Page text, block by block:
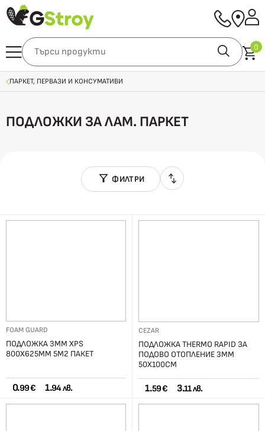
0
ПАРКЕТ, ПЕРВАЗИ И КОНСУМАТИВИ
ПОДЛОЖКИ ЗА ЛАМ. ПАРКЕТ
ФИЛТРИ
FOAM GUARD
ПОДЛОЖКА 3ММ XPS
800Х625ММ 5М2 ПАКЕТ
0.99 € 1.94 лв.
CEZAR
ПОДЛОЖКА THERMO RAPID ЗА
ПОДОВО ОТОПЛЕНИЕ 3ММ
50Х100СМ
1.59 € 3.11 лв.